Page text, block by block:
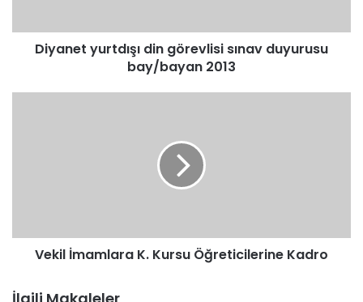
Diyanet yurtdışı din görevlisi sınav duyurusu
bay/bayan 2013
Vekil İmamlara K. Kursu Öğreticilerine Kadro